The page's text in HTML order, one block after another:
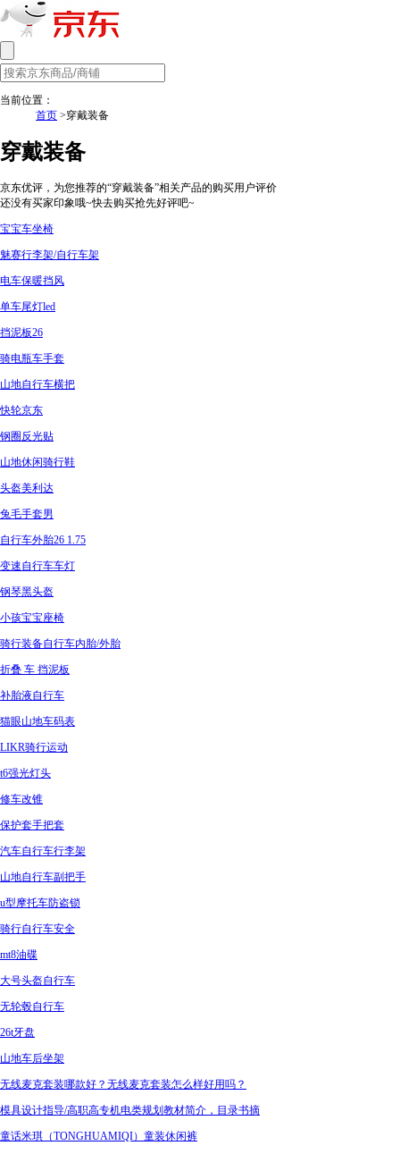
当前位置：
首页 >穿戴装备
穿戴装备
京东优评，为您推荐的“穿戴装备”相关产品的购买用户评价
还没有买家印象哦~快去购买抢先好评吧~
宝宝车坐椅
魅赛行李架/自行车架
电车保暖挡风
单车尾灯led
挡泥板26
骑电瓶车手套
山地自行车横把
快轮京东
钢圈反光贴
山地休闲骑行鞋
头盔美利达
兔毛手套男
自行车外胎26 1.75
变速自行车车灯
钢琴黑头盔
小孩宝宝座椅
骑行装备自行车内胎/外胎
折叠 车 挡泥板
补胎液自行车
猫眼山地车码表
LIKR骑行运动
t6强光灯头
修车改锥
保护套手把套
汽车自行车行李架
山地自行车副把手
u型摩托车防盗锁
骑行自行车安全
mt8油碟
大号头盔自行车
无轮毂自行车
26t牙盘
山地车后坐架
无线麦克套装哪款好？无线麦克套装怎么样好用吗？
模具设计指导/高职高专机电类规划教材简介，目录书摘
童话米琪（TONGHUAMIQI）童装休闲裤